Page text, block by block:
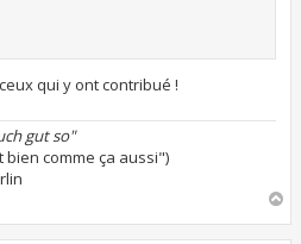
qui y ont contribué !
gut so"
comme ça aussi")
u